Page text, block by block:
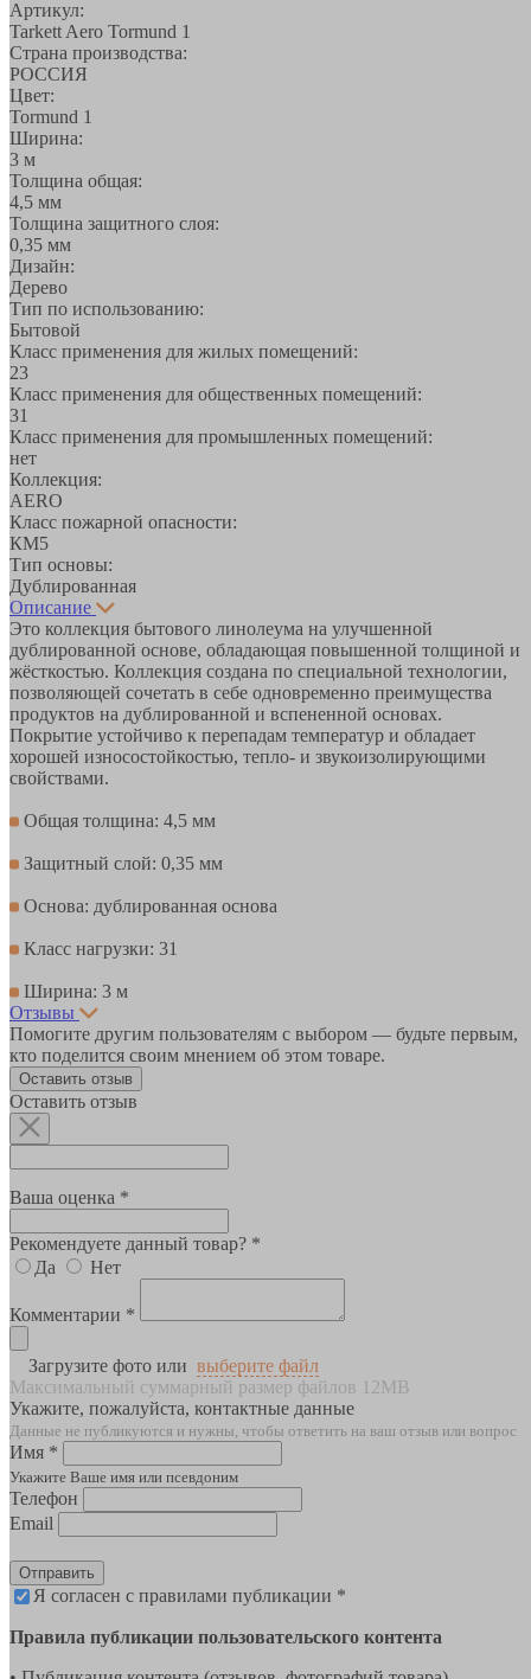
Артикул:
Tarkett Aero Tormund 1
Страна производства:
РОССИЯ
Цвет:
Tormund 1
Ширина:
3 м
Толщина общая:
4,5 мм
Толщина защитного слоя:
0,35 мм
Дизайн:
Дерево
Тип по использованию:
Бытовой
Класс применения для жилых помещений:
23
Класс применения для общественных помещений:
31
Класс применения для промышленных помещений:
нет
Коллекция:
AERO
Класс пожарной опасности:
КМ5
Тип основы:
Дублированная
Описание
Это коллекция бытового линолеума на улучшенной
дублированной основе, обладающая повышенной толщиной и
жёсткостью. Коллекция создана по специальной технологии,
позволяющей сочетать в себе одновременно преимущества
продуктов на дублированной и вспененной основах.
Покрытие устойчиво к перепадам температур и обладает
хорошей износостойкостью, тепло- и звукоизолирующими
свойствами.
Общая толщина: 4,5 мм
Защитный слой: 0,35 мм
Основа: дублированная основа
Класс нагрузки: 31
Ширина: 3 м
Отзывы
Помогите другим пользователям с выбором — будьте первым,
кто поделится своим мнением об этом товаре.
Оставить отзыв
Оставить отзыв
Ваша оценка *
Рекомендуете данный товар? *
Да
Нет
Комментарии *
Загрузите фото или выберите файл
Максимальный суммарный размер файлов 12MB
Укажите, пожалуйста, контактные данные
Данные не публикуются и нужны, чтобы ответить на ваш отзыв или вопрос
Имя *
Укажите Ваше имя или псевдоним
Телефон
Email
Отправить
Я согласен с правилами публикации *
Правила публикации пользовательского контента